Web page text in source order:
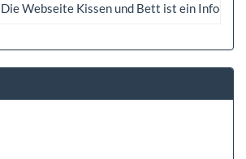
Die Webseite Kissen und Bett ist ein Info-